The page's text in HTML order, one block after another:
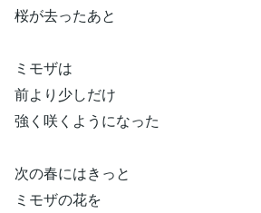
桜が去ったあと
ミモザは
前より少しだけ
強く咲くようになった
次の春にはきっと
ミモザの花を